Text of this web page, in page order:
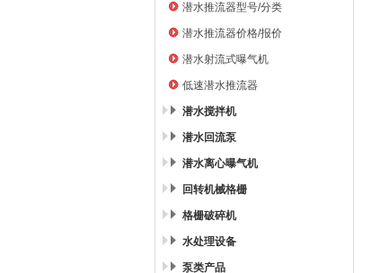
潜水推流器型号/分类
潜水推流器价格/报价
潜水射流式曝气机
低速潜水推流器
潜水搅拌机
潜水回流泵
潜水离心曝气机
回转机械格栅
格栅破碎机
水处理设备
泵类产品